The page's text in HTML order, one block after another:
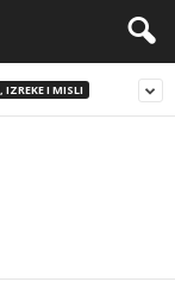
IZREKE I MISLI